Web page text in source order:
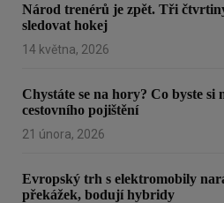
Národ trenérů je zpět. Tři
sledovat hokej
14 května, 2026
Chystáte se na hory? Co byste si
cestovního pojištění
21 února, 2026
Evropský trh s elektromobily
překážek, bodují hybridy